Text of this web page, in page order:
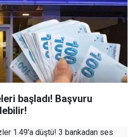
başladı! Başvuru